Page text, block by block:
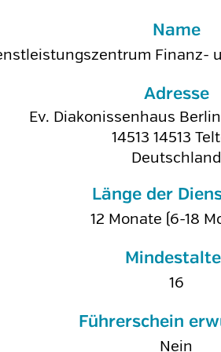
Name
Finanz-
Adresse
Ev. Diakonissenhaus
14513 14513
Deutschland
Länge der
12 Monate (6-18
16
Führerschein
Nein